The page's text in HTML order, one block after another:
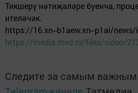
Тикшерү нәтиҗәләре буенча,
ителәчәк.
https://16.xn--b1aew.xn--p1ai/
https://media.mvd.ru/files/video/
Следите за самым